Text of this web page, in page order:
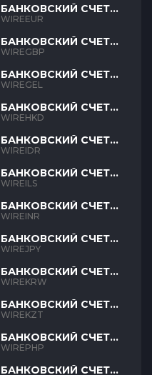
БАНКОВСКИЙ СЧЕТ
EUR
WIREEUR
БАНКОВСКИЙ СЧЕТ
GBP
WIREGBP
БАНКОВСКИЙ СЧЕТ
GEL
WIREGEL
БАНКОВСКИЙ СЧЕТ
HKD
WIREHKD
БАНКОВСКИЙ СЧЕТ
IDR
WIREIDR
БАНКОВСКИЙ СЧЕТ
ILS
WIREILS
БАНКОВСКИЙ СЧЕТ
INR
WIREINR
БАНКОВСКИЙ СЧЕТ
JPY
WIREJPY
БАНКОВСКИЙ СЧЕТ
KRW
WIREKRW
БАНКОВСКИЙ СЧЕТ
KZT
WIREKZT
БАНКОВСКИЙ СЧЕТ
PHP
WIREPHP
БАНКОВСКИЙ СЧЕТ